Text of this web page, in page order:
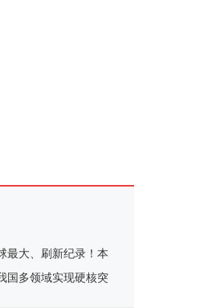
最大、刷新纪录！本
国多领域实现硬核突